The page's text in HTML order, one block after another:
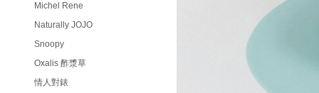
Michel Rene
Naturally JOJO
Snoopy
Oxalis 酢漿草
情人對錶